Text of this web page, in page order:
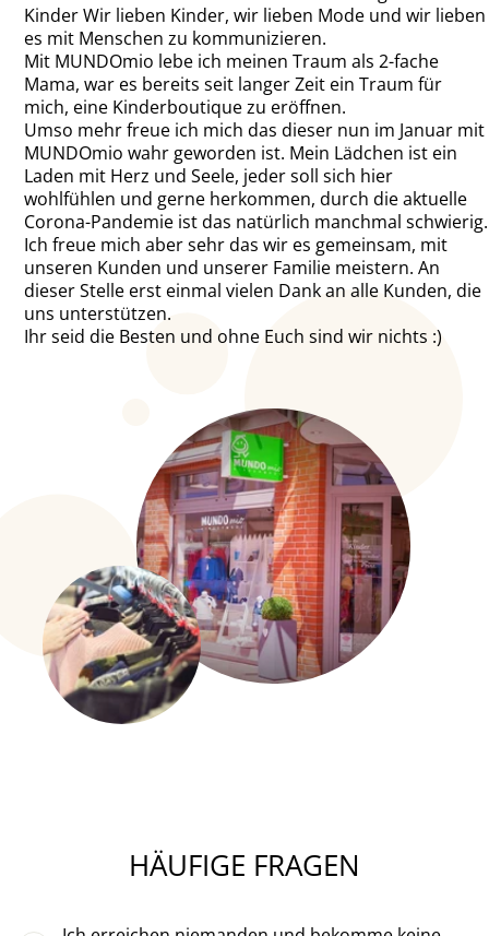
Kinder Wir lieben Kinder, wir lieben Mode und wir lieben
es mit Menschen zu kommunizieren.
Mit MUNDOmio lebe ich meinen Traum als 2-fache
Mama, war es bereits seit langer Zeit ein Traum für
mich, eine Kinderboutique zu eröffnen.
Umso mehr freue ich mich das dieser nun im Januar mit
MUNDOmio wahr geworden ist. Mein Lädchen ist ein
Laden mit Herz und Seele, jeder soll sich hier
wohlfühlen und gerne herkommen, durch die aktuelle
Corona-Pandemie ist das natürlich manchmal schwierig.
Ich freue mich aber sehr das wir es gemeinsam, mit
unseren Kunden und unserer Familie meistern. An
dieser Stelle erst einmal vielen Dank an alle Kunden, die
uns unterstützen.
Ihr seid die Besten und ohne Euch sind wir nichts :)
HÄUFIGE FRAGEN